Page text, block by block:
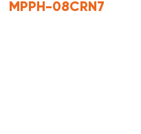
MPPH-08CRN7